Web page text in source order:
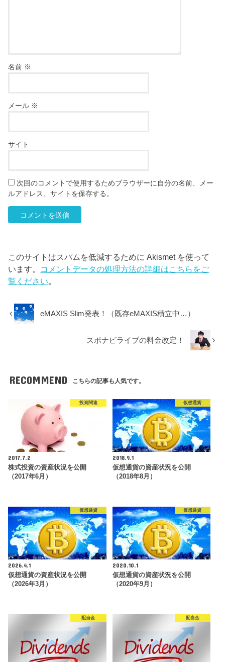
名前 ※
メール ※
サイト
次回のコメントで使用するためブラウザーに自分の名前、メー
ルアドレス、サイトを保存する。
このサイトはスパムを低減するために Akismet を使って
います。 コメントデータの処理方法の詳細はこちらをご
覧ください。
eMAXIS Slim発表！（既存eMAXIS積立中…）
スポナビライブの料金改定！
RECOMMEND こちらの記事も人気です。
投資関連
2017.7.2
株式投資の資産状況を公開
（2017年6月）
仮想通貨
2018.9.1
仮想通貨の資産状況を公開
（2018年8月）
仮想通貨
2026.4.1
仮想通貨の資産状況を公開
（2026年3月）
仮想通貨
2020.10.1
仮想通貨の資産状況を公開
（2020年9月）
配当金 配当金